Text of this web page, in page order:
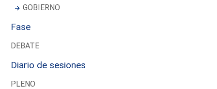
GOBIERNO
Fase
DEBATE
Diario de sesiones
PLENO